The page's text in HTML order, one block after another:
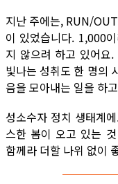
지난 주에는, RUN/
이 있었습니다. 1,000
지 않으려 하고 있어요
빛나는 성취도 한 명의
음을 모아내는 일을 하
성소수자 정치 생태계
스한 봄이 오고 있는
함께라 더할 나위 없이